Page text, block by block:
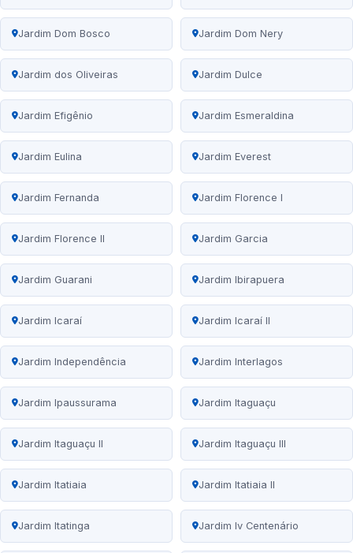
Jardim Dom Bosco Jardim Dom Nery
Jardim dos Oliveiras Jardim Dulce
Jardim Efigênio Jardim Esmeraldina
Jardim Eulina Jardim Everest
Jardim Fernanda Jardim Florence I
Jardim Florence II Jardim Garcia
Jardim Guarani Jardim Ibirapuera
Jardim Icaraí Jardim Icaraí II
Jardim Independência Jardim Interlagos
Jardim Ipaussurama Jardim Itaguaçu
Jardim Itaguaçu II Jardim Itaguaçu III
Jardim Itatiaia Jardim Itatiaia II
Jardim Itatinga Jardim Iv Centenário